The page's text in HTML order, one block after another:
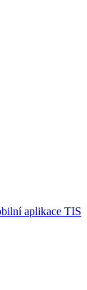
aplikace TIS